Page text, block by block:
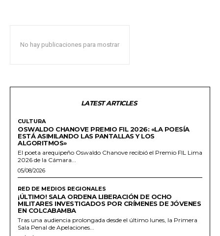
No hay publicaciones para mostrar
LATEST ARTICLES
CULTURA
OSWALDO CHANOVE PREMIO FIL 2026: «LA POESÍA
ESTÁ ASIMILANDO LAS PANTALLAS Y LOS
ALGORITMOS»
El poeta arequipeño Oswaldo Chanove recibió el Premio FIL Lima
2026 de la Cámara...
05/08/2026
RED DE MEDIOS REGIONALES
¡ÚLTIMO! SALA ORDENA LIBERACIÓN DE OCHO
MILITARES INVESTIGADOS POR CRÍMENES DE JÓVENES
EN COLCABAMBA
Tras una audiencia prolongada desde el último lunes, la Primera
Sala Penal de Apelaciones...